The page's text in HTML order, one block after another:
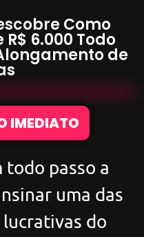
Como
R$ 6.000 Todo
de
IMEDIATO
todo passo a
uma das
do